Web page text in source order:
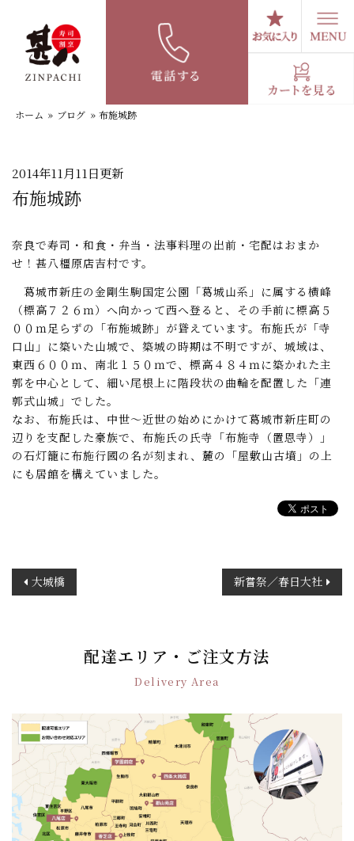
スタッフブログ
ホーム » ブログ » 布施城跡
2014年11月11日更新
布施城跡
奈良で寿司・和食・弁当・法事料理の出前・宅配はおまか
せ！甚八橿原店吉村です。
葛城市新庄の金剛生駒国定公園「葛城山系」に属する横峰
（標高７２６ｍ）へ向かって西へ登ると、その手前に標高５
００ｍ足らずの「布施城跡」が聳えています。布施氏が「寺
口山」に築いた山城で、築城の時期は不明ですが、城域は、
東西６００ｍ、南北１５０ｍで、標高４８４ｍに築かれた主
郭を中心として、細い尾根上に階段状の曲輪を配置した「連
郭式山城」でした。
なお、布施氏は、中世～近世の始めにかけて葛城市新庄町の
辺りを支配した豪族で、布施氏の氏寺「布施寺（置恩寺）」
の石灯籠に布施行國の名が刻まれ、麓の「屋敷山古墳」の上
にも居館を構えていました。
稿
ン
大城橋 新嘗祭／春日大社
配達エリア・ご注文方法
Delivery Area